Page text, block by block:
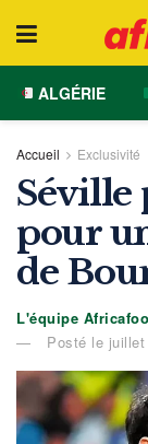
ALGÉRIE
Accueil Exclusivité
Séville
pour
de
L'équipe
Posté le